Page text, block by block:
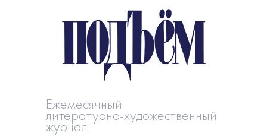
Ежемесячный
литературно-художественный
журнал